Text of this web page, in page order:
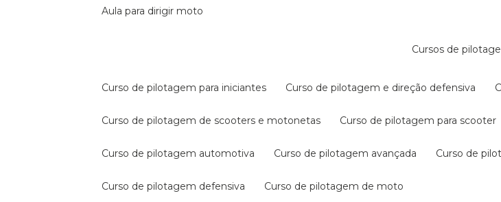
aula para dirigir moto
cursos de
curso de pilotagem para iniciantes curso de pilotagem e direção defensiva
curso de pilotagem de scooters e motonetas curso de pilotagem para scooter
curso de pilotagem automotiva curso de pilotagem avançada curso de
curso de pilotagem defensiva curso de pilotagem de moto